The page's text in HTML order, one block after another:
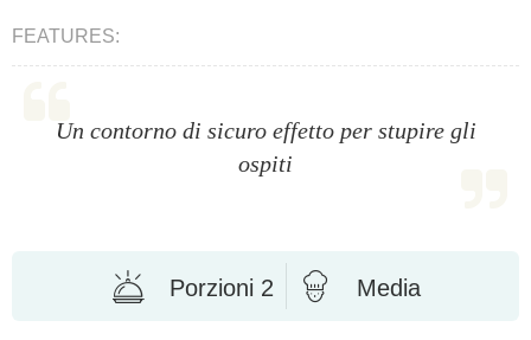
FEATURES:
Un contorno di sicuro effetto per stupire gli
ospiti
Porzioni 2 Media